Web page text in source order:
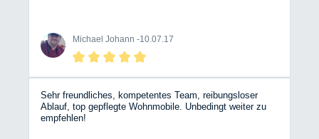
Michael Johann -10.07.17
Sehr freundliches, kompetentes Team, reibungsloser
Ablauf, top gepflegte Wohnmobile. Unbedingt weiter zu
empfehlen!